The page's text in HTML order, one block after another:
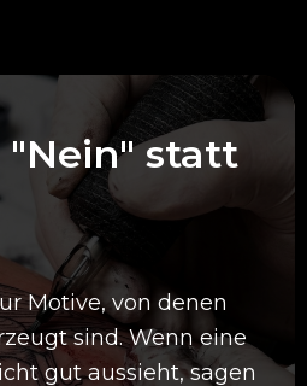
"Nein" statt
Motive, von denen
sind. Wenn eine
gut aussieht, sagen